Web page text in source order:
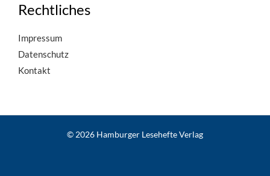
Rechtliches
Impressum
Datenschutz
Kontakt
© 2026 Hamburger Lesehefte Verlag